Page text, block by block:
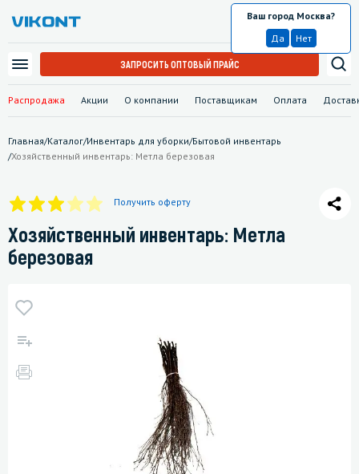
Распродажа Акции О компании Поставщикам Оплата
Москва
Ваш город Москва?
Да
Нет
ЗАПРОСИТЬ ОПТОВЫЙ ПРАЙС
Главная/Каталог/Инвентарь для уборки/Бытовой инвентарь
/Хозяйственный инвентарь: Метла березовая
Получить оферту
Хозяйственный инвентарь: Метла
березовая